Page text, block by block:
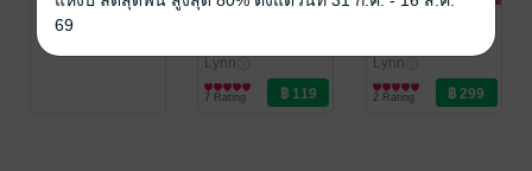
องครักษ์
Lynn㋡
นิยายรักจีนโบราณ
7 Rating
Lynn㋡
นิยายรักจีนโบราณ
2 Rating
69